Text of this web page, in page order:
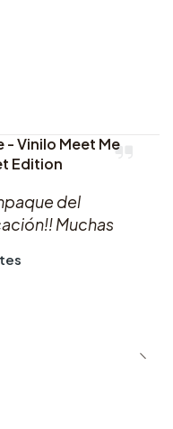
- Vinilo Meet Me
Edition
del
Muchas